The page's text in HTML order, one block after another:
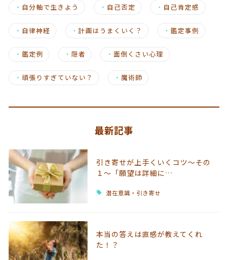
・ 自分軸で生きよう ・ 自己否定 ・ 自己肯定感
・ 自律神経 ・計画はうまくいく？ ・鑑定事例
・ 鑑定例 ・ 隠者 ・面倒くさい心理
・ 頑張りすぎていない？ ・魔術師
最新記事
引き寄せが上手くいくコツ～その
１～「願望は詳細に…
潜在意識・引き寄せ
本当の答えは直感が教えてくれ
た！？